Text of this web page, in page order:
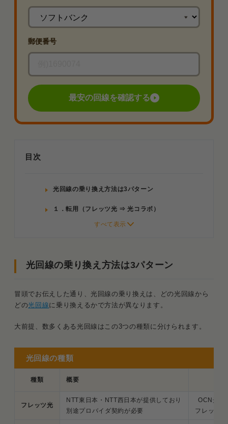
郵便番号
最安の回線を確認する
目次
光回線の乗り換え方法は3パターン
１．転用（フレッツ光 ⇒ 光コラボ）
転用手続きの流れとポイント
事業者変更の流れとポイント
3．新規契約（フレッツ光／光コラボ ⇔ 独自回線）
光回線を乗り換える際の注意点と対処法
使えなくなる
光回線の乗り換え方法は3パターン
冒頭でお伝えした通り、光回線の乗り換えは、どの光回線から
どの光回線に乗り換えるかで方法が異なります。
大前提、数多くある光回線はこの3つの種類に分けられます。
種類 概要
フレッツ光
NTT東日本・NTT西日本が提供しており
別途プロバイダ契約が必要
OCN光
フレッツ
光回線の種類